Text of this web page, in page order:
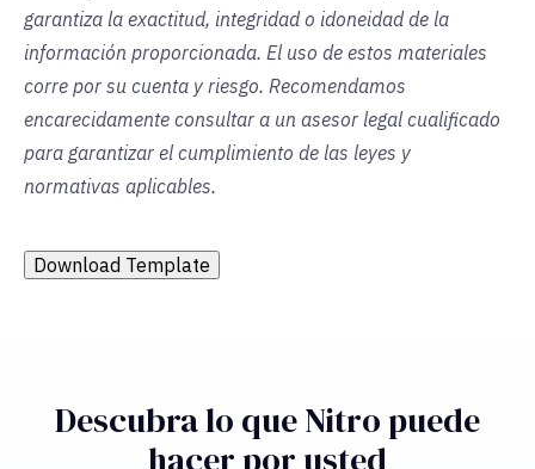
garantiza la exactitud, integridad o idoneidad de la
información proporcionada. El uso de estos materiales
corre por su cuenta y riesgo. Recomendamos
encarecidamente consultar a un asesor legal cualificado
para garantizar el cumplimiento de las leyes y
normativas aplicables.
Download Template
Descubra lo que Nitro puede
hacer por usted